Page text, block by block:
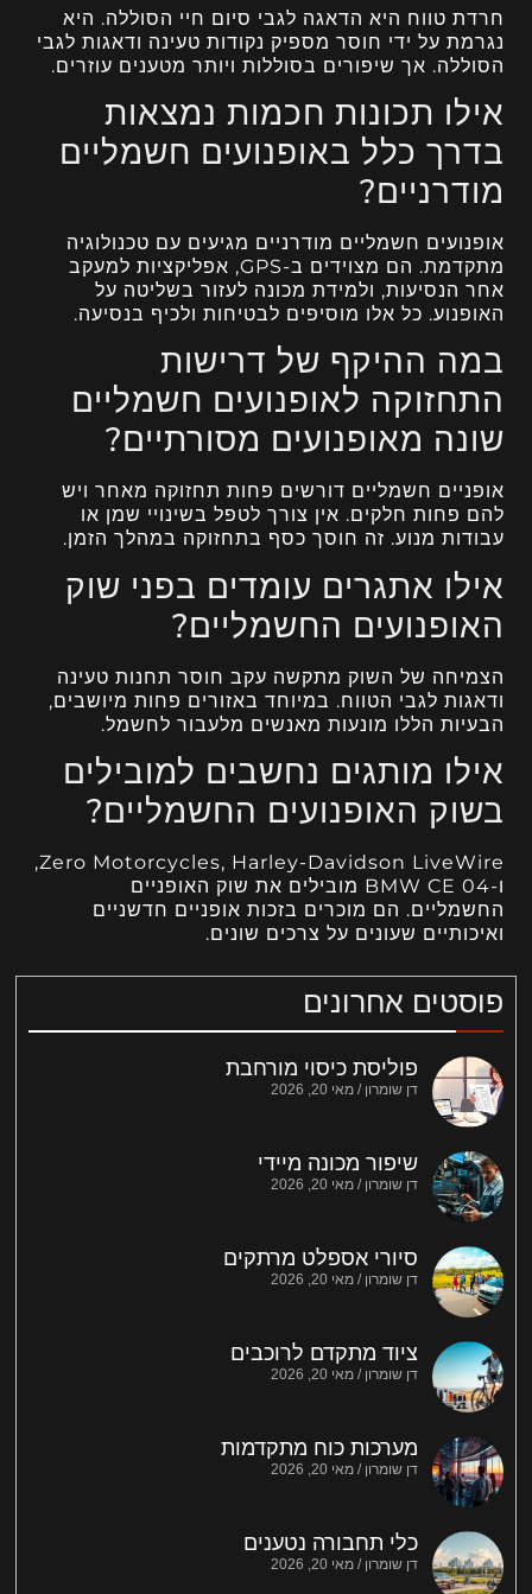
פוסטים אחרונים
פוליסת כיסוי מורחבת
דן שומרון מאי 20, 2026
שיפור מכונה מיידי
דן שומרון מאי 20, 2026
סיורי אספלט מרתקים
דן שומרון מאי 20, 2026
ציוד מתקדם לרוכבים
דן שומרון מאי 20, 2026
מערכות כוח מתקדמות
דן שומרון מאי 20, 2026
כלי תחבורה נטענים
דן שומרון מאי 20, 2026
חרדת טווח היא הדאגה לגבי סיום חיי הסוללה. היא
נגרמת על ידי חוסר מספיק נקודות טעינה ודאגות לגבי
הסוללה. אך שיפורים בסוללות ויותר מטענים עוזרים.
אילו תכונות חכמות נמצאות
בדרך כלל באופנועים חשמליים
מודרניים?
אופנועים חשמליים מודרניים מגיעים עם טכנולוגיה
מתקדמת. הם מצוידים ב-GPS, אפליקציות למעקב
אחר הנסיעות, ולמידת מכונה לעזור בשליטה על
האופנוע. כל אלו מוסיפים לבטיחות ולכיף בנסיעה.
במה ההיקף של דרישות
התחזוקה לאופנועים חשמליים
שונה מאופנועים מסורתיים?
אופניים חשמליים דורשים פחות תחזוקה מאחר ויש
להם פחות חלקים. אין צורך לטפל בשינויי שמן או
עבודות מנוע. זה חוסך כסף בתחזוקה במהלך הזמן.
אילו אתגרים עומדים בפני שוק
האופנועים החשמליים?
הצמיחה של השוק מתקשה עקב חוסר תחנות טעינה
ודאגות לגבי הטווח. במיוחד באזורים פחות מיושבים,
הבעיות הללו מונעות מאנשים מלעבור לחשמל.
אילו מותגים נחשבים למובילים
בשוק האופנועים החשמליים?
Zero Motorcycles, Harley-Davidson LiveWire,
ו-BMW CE 04 מובילים את שוק האופניים
החשמליים. הם מוכרים בזכות אופניים חדשניים
ואיכותיים שעונים על צרכים שונים.